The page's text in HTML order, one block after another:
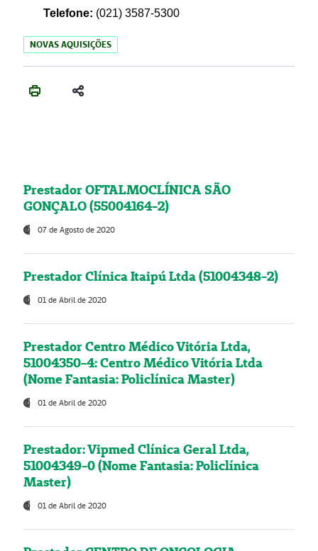
Telefone: (021) 3587-5300
NOVAS AQUISIÇÕES
Prestador OFTALMOCLÍNICA SÃO
GONÇALO (55004164-2)
07 de Agosto de 2020
Prestador Clínica Itaipú Ltda (51004348-2)
01 de Abril de 2020
Prestador Centro Médico Vitória Ltda,
51004350-4: Centro Médico Vitória Ltda
(Nome Fantasia: Policlínica Master)
01 de Abril de 2020
Prestador: Vipmed Clínica Geral Ltda,
51004349-0 (Nome Fantasia: Policlínica
Master)
01 de Abril de 2020